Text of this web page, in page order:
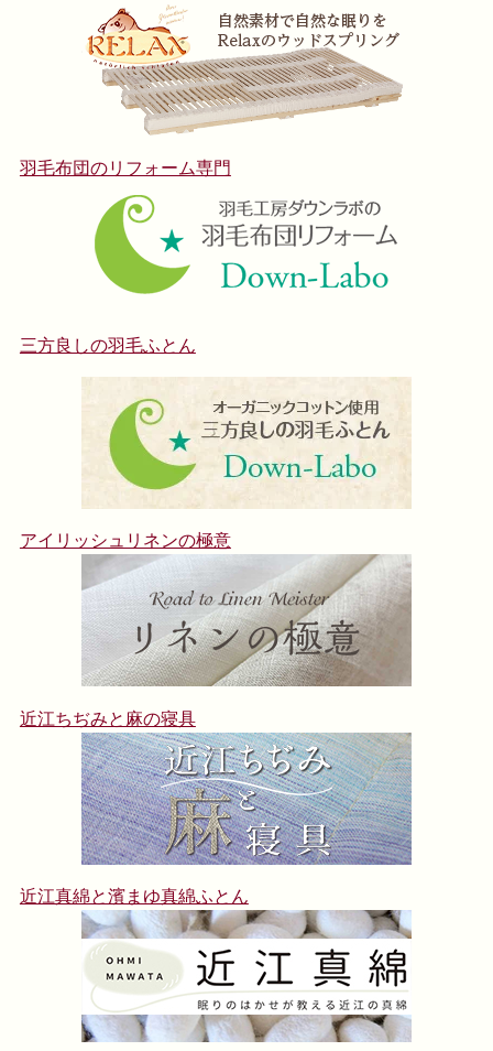
羽毛布団のリフォーム専門
三方良しの羽毛ふとん
アイリッシュリネンの極意
近江ちぢみと麻の寝具
近江真綿と濱まゆ真綿ふとん